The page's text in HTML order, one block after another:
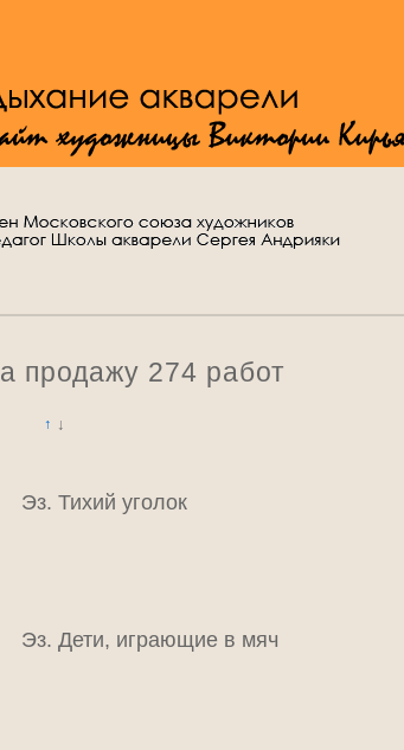
продажу 274 работ
↑ ↓
Эз. Тихий уголок
Эз. Дети, играющие в мяч